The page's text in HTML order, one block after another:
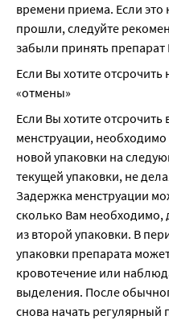
времени приема. Если
прошли, следуйте
забыли принять препарат
Если Вы хотите
«отмены»
Если Вы хотите отсрочить
менструации,
новой упаковки на
текущей упаковки, не
Задержка менструации
сколько Вам необходимо,
из второй упаковки. В
упаковки препарата
кровотечение или
выделения. После
снова начать регулярный